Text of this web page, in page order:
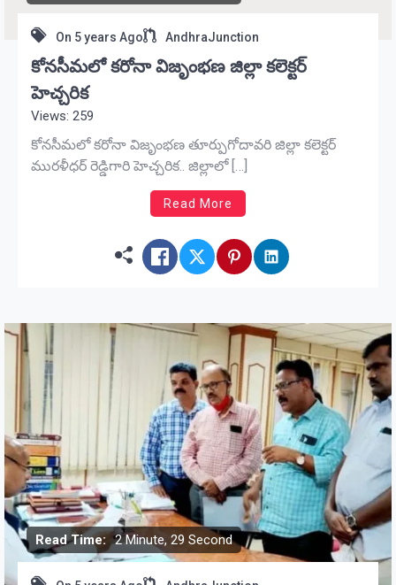
On 5 years Ago AndhraJunction
కోనసీమలో కరోనా విజృంభణ జిల్లా కలెక్టర్
హెచ్చరిక
Views: 259
కోనసీమలో కరోనా విజృంభణ తూర్పుగోదావరి జిల్లా కలెక్టర్
మురళీధర్ రెడ్డిగారి హెచ్చరిక.. జిల్లాలో […]
Read More
Read Time: 2 Minute, 29 Second